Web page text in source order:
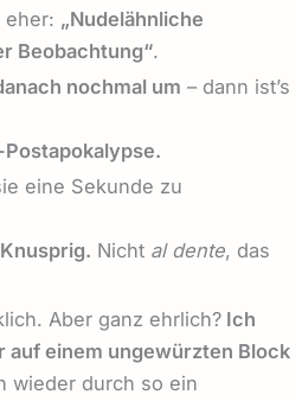
eher: „Nudelähnliche
Beobachtung“.
nochmal um – dann ist’s
eine Sekunde zu
Knusprig. Nicht al dente, das
Aber ganz ehrlich? Ich
auf einem ungewürzten Block
wieder durch so ein